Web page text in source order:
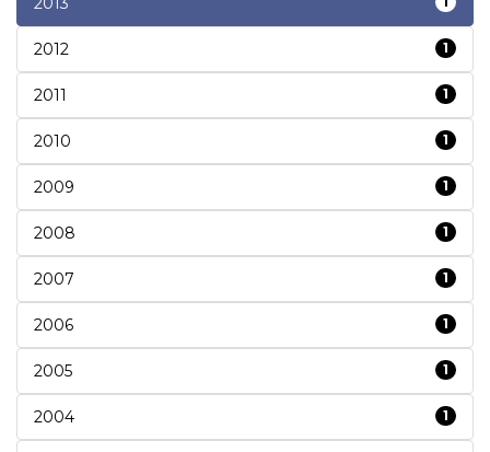
2012 1
2011 1
2010 1
2009 1
2008 1
2007 1
2006 1
2005 1
2004 1